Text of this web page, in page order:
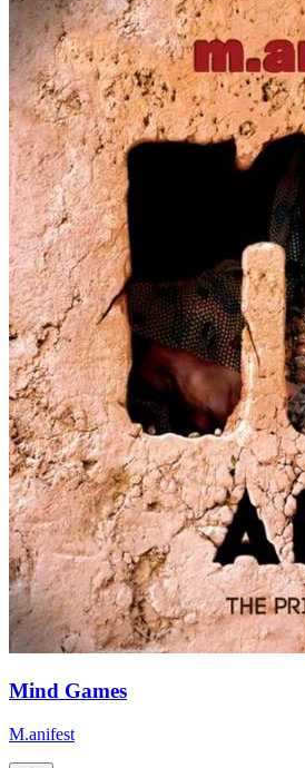
Mind Games
M.anifest